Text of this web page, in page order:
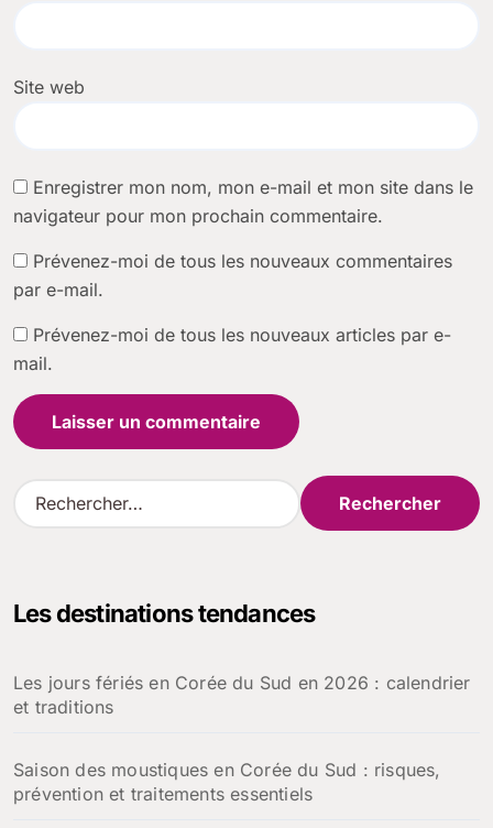
Site web
Enregistrer mon nom, mon e-mail et mon site dans le
navigateur pour mon prochain commentaire.
Prévenez-moi de tous les nouveaux commentaires
par e-mail.
Prévenez-moi de tous les nouveaux articles par e-
mail.
R
e
r
e
r
Les destinations tendances
Les jours fériés en Corée du Sud en 2026 : calendrier
et traditions
Saison des moustiques en Corée du Sud : risques,
prévention et traitements essentiels